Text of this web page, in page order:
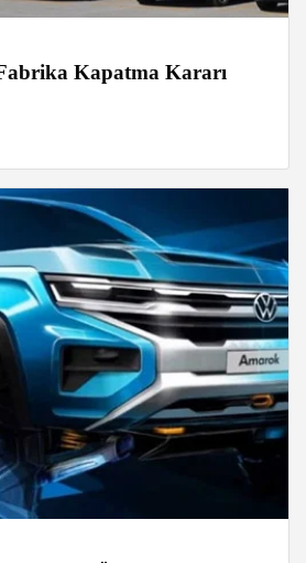
Kapatma Kararı